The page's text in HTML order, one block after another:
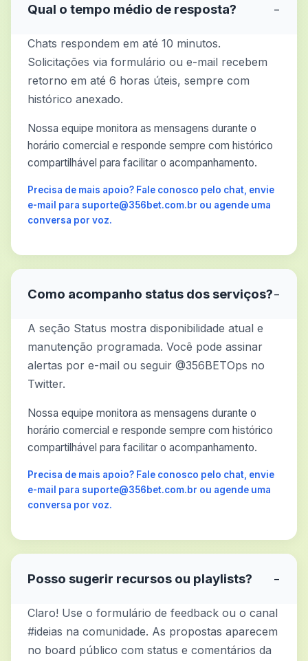
Qual o tempo médio de resposta? −
Chats respondem em até 10 minutos.
Solicitações via formulário ou e-mail recebem
retorno em até 6 horas úteis, sempre com
histórico anexado.
Nossa equipe monitora as mensagens durante o
horário comercial e responde sempre com histórico
compartilhável para facilitar o acompanhamento.
Precisa de mais apoio? Fale conosco pelo chat, envie
e-mail para suporte@356bet.com.br ou agende uma
conversa por voz.
Como acompanho status dos serviços?−
A seção Status mostra disponibilidade atual e
manutenção programada. Você pode assinar
alertas por e-mail ou seguir @356BETOps no
Twitter.
Nossa equipe monitora as mensagens durante o
horário comercial e responde sempre com histórico
compartilhável para facilitar o acompanhamento.
Precisa de mais apoio? Fale conosco pelo chat, envie
e-mail para suporte@356bet.com.br ou agende uma
conversa por voz.
Posso sugerir recursos ou playlists? −
Claro! Use o formulário de feedback ou o canal
#ideias na comunidade. As propostas aparecem
no board público com status e comentários da